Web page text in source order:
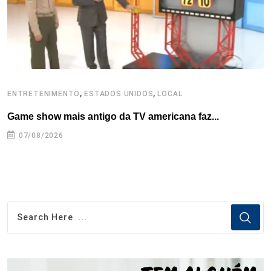
t
ENTRETENIMENTO ,ESTADOS UNIDOS,LOCAL
Game show mais antigo da TV americana faz...
07/08/2026